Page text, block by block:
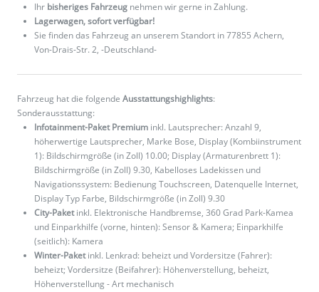
Ihr bisheriges Fahrzeug nehmen wir gerne in Zahlung.
Lagerwagen, sofort verfügbar!
Sie finden das Fahrzeug an unserem Standort in 77855 Achern,
Von-Drais-Str. 2, -Deutschland-
Fahrzeug hat die folgende Ausstattungshighlights:
Sonderausstattung:
Infotainment-Paket Premium inkl. Lautsprecher: Anzahl 9,
höherwertige Lautsprecher, Marke Bose, Display (Kombiinstrument
1): Bildschirmgröße (in Zoll) 10.00; Display (Armaturenbrett 1):
Bildschirmgröße (in Zoll) 9.30, Kabelloses Ladekissen und
Navigationssystem: Bedienung Touchscreen, Datenquelle Internet,
Display Typ Farbe, Bildschirmgröße (in Zoll) 9.30
City-Paketinkl. Elektronische Handbremse, 360 Grad Park-Kamea
und Einparkhilfe (vorne, hinten): Sensor & Kamera; Einparkhilfe
(seitlich): Kamera
Winter-Paketinkl. Lenkrad: beheizt und Vordersitze (Fahrer):
beheizt; Vordersitze (Beifahrer): Höhenverstellung, beheizt,
Höhenverstellung - Art mechanisch